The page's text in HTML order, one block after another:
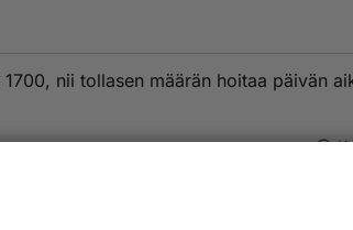
nii tollasen määrän hoitaa päivän